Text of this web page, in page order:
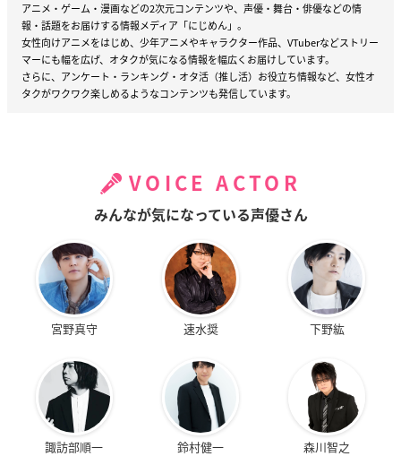
アニメ・ゲーム・漫画などの2次元コンテンツや、声優・舞台・俳優などの情
報・話題をお届けする情報メディア「にじめん」。
女性向けアニメをはじめ、少年アニメやキャラクター作品、VTuberなどストリー
マーにも幅を広げ、オタクが気になる情報を幅広くお届けしています。
さらに、アンケート・ランキング・オタ活（推し活）お役立ち情報など、女性オ
タクがワクワク楽しめるようなコンテンツも発信しています。
VOICE ACTOR
みんなが気になっている声優さん
宮野真守 速水奨 下野紘
諏訪部順一 鈴村健一 森川智之